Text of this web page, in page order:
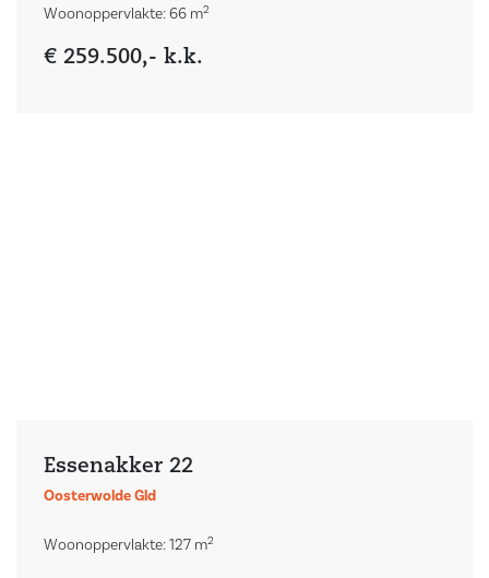
Woonoppervlakte: 66 m2
€ 259.500,- k.k.
Essenakker 22
Oosterwolde Gld
Woonoppervlakte: 127 m2